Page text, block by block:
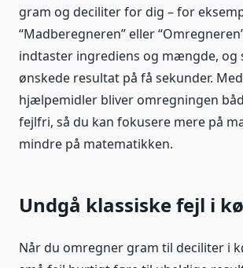
gram og deciliter for dig – for
“Madberegneren” eller
indtaster ingrediens og mængde, og
ønskede resultat på få sekunder.
hjælpemidler bliver omregningen
fejlfri, så du kan fokusere mere på
mindre på matematikken.
Undgå klassiske fejl i
Når du omregner gram til deciliter i